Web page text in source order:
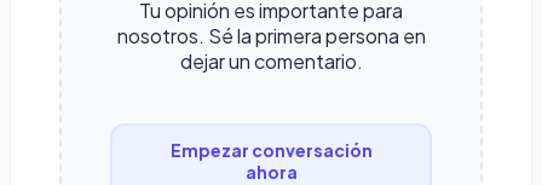
Tu opinión es importante para
nosotros. Sé la primera persona en
dejar un comentario.
Empezar conversación
ahora